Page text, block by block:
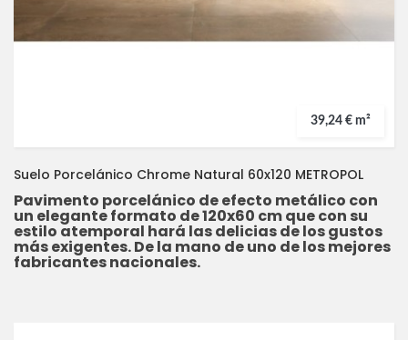
39,24 € m²
Suelo Porcelánico Chrome Natural 60x120 METROPOL
Pavimento porcelánico de efecto metálico con
un elegante formato de 120x60 cm que con su
estilo atemporal hará las delicias de los gustos
más exigentes. De la mano de uno de los mejores
fabricantes nacionales.